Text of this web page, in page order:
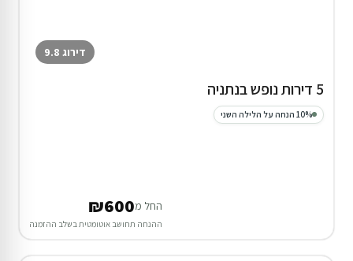
דירוג 9.8
5 דירות נופש בנתניה
10% הנחה על הלילה השני
החל מ₪600
ההנחה תחושב אוטומטית בשלב ההזמנה